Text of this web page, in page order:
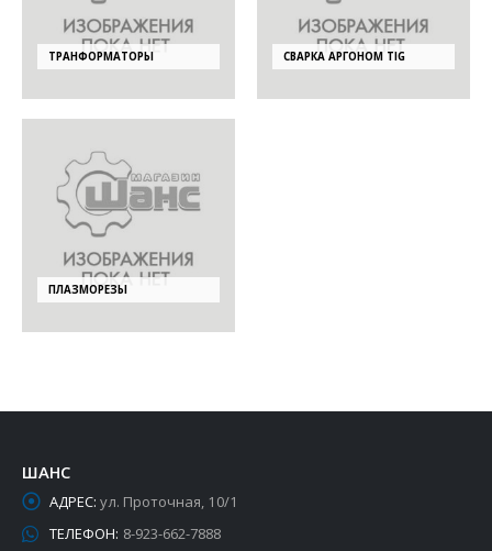
ТРАНФОРМАТОРЫ СВАРКА АРГОНОМ TIG
ПЛАЗМОРЕЗЫ
ШАНС
АДРЕС: ул. Проточная, 10/1
ТЕЛЕФОН: 8-923-662-7888